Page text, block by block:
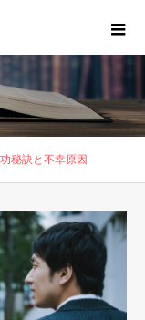
秘訣と不幸原因